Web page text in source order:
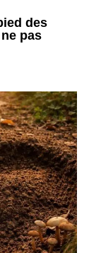
des
pas